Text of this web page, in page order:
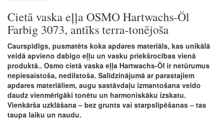
Cietā vaska eļļa OSMO Hartwachs-Öl
Farbig 3073, antīks terra-tonējoša
Caurspīdīgs, pusmatēts koka apdares materiāls, kas unikālā
veidā apvieno dabīgo eļļu un vasku priekšrocības vienā
produktā.. Osmo cietā vaska eļļa Hartwachs-Öl ir netūrumus
nepiesaistoša, nedilstoša. Salīdzinājumā ar parastajiem
apdares materiāliem, augu sastāvdaļu izmantošana veido
daudz vienmērīgāki tonētu un harmoniskāku izskatu.
Vienkārša uzklāšana – bez grunts vai starpslīpēšanas – tas
taupa laiku un naudu.